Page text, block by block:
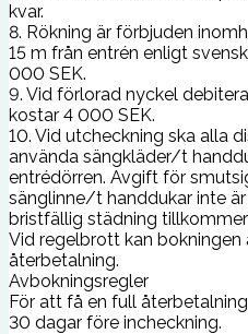
kvar.
8. Rökning är förbjuden
15 m från entrén enligt
000 SEK.
9. Vid förlorad nyckel
kostar 4 000 SEK.
10. Vid utcheckning ska alla
använda sängkläder/t
entrédörren. Avgift för
sänglinne/t handdukar inte
bristfällig städning
Vid regelbrott kan
återbetalning.
Avbokningsregler
För att få en full
30 dagar före incheckning.